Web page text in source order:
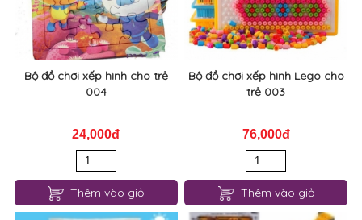
Bộ đồ chơi xếp hình cho trẻ
004
24,000đ
Thêm vào giỏ
Bộ đồ chơi xếp hình Lego cho
trẻ 003
76,000đ
Thêm vào giỏ